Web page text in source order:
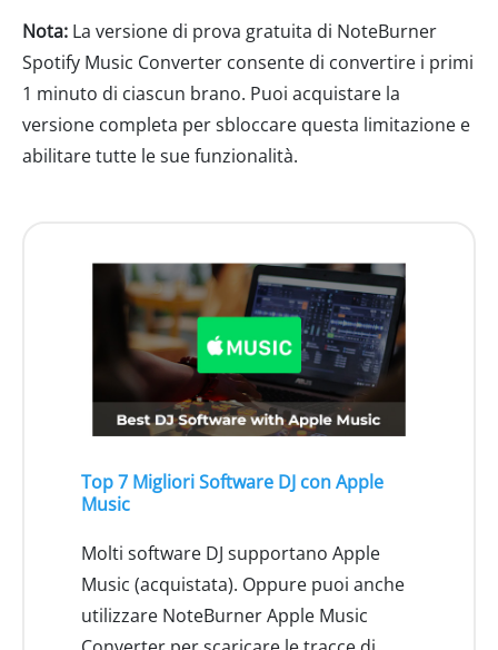
Nota: La versione di prova gratuita di NoteBurner
Spotify Music Converter consente di convertire i primi
1 minuto di ciascun brano. Puoi acquistare la
versione completa per sbloccare questa limitazione e
abilitare tutte le sue funzionalità.
Top 7 Migliori Software DJ con Apple
Music
Molti software DJ supportano Apple
Music (acquistata). Oppure puoi anche
utilizzare NoteBurner Apple Music